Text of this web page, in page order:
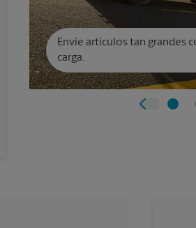
Envíe artículos tan grandes
carga.